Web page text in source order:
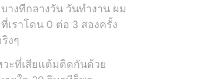
างทีกลางวัน วันทำงาน ผม
ราโดน 0 ต่อ 3 สองครั้ง
งๆ
ะที่เสียแต้มติดกันด้วย